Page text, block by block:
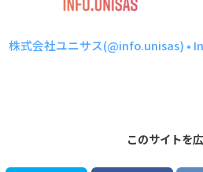
株式会社ユニサス(@info.unisas) •
このサイトを